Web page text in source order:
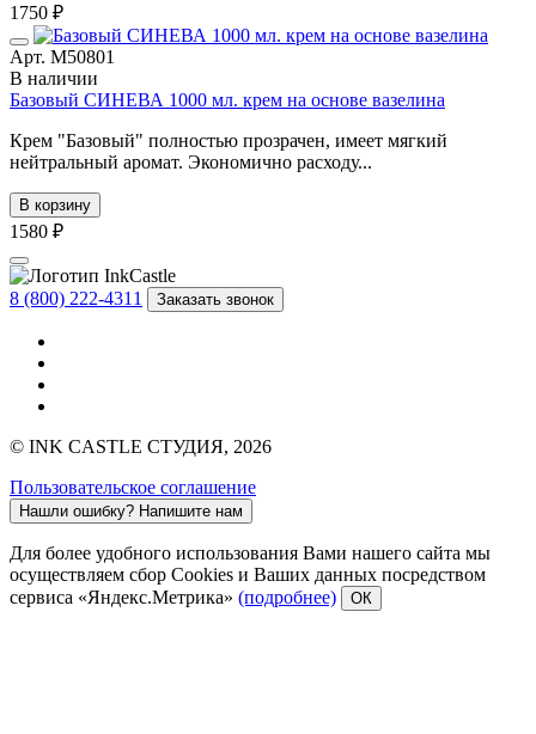
1750 ₽
Арт. М50801
В наличии
Базовый СИНЕВА 1000 мл. крем на основе вазелина
Крем "Базовый" полностью прозрачен, имеет мягкий
нейтральный аромат. Экономично расходу...
В корзину
1580 ₽
8 (800) 222-4311 Заказать звонок
© INK CASTLE СТУДИЯ, 2026
Пользовательское соглашение
Нашли ошибку? Напишите нам
Для более удобного использования Вами нашего сайта мы
осуществляем сбор Cookies и Ваших данных посредством
сервиса «Яндекс.Метрика» (подробнее) ОК